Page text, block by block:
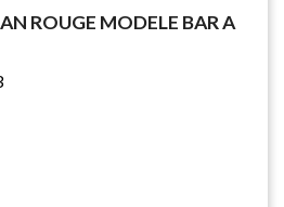
ROUGE MODELE BAR A